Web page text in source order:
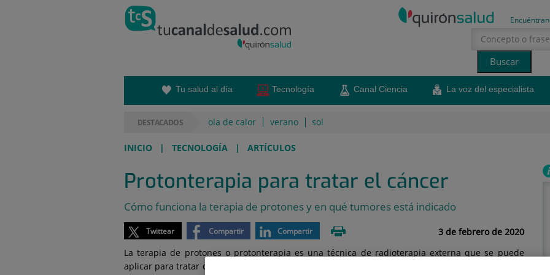
Saltar
al
contenido
Tu salud al día Tecnología Canal Ciencia La voz del especialista
DESTACADOS ola de calor verano sol
INICIO | TECNOLOGÍA | ARTÍCULOS
Protonterapia para tratar el cáncer
Cómo funciona la terapia de protones y en qué tumores está indicado
Twittear Compartir Compartir 3 de febrero de 2020
La terapia de protones o protonterapia es una técnica de radioterapia externa que se puede
aplicar para tratar determinados cánceres. Se realiza mediante un equipo de última generación,